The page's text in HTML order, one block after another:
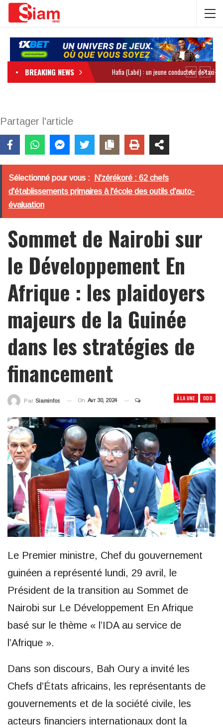
BREAKING NEWS
Partager l'article
Sélectionné pour vous :
N'zérékoré : 62 chefs
d'établissements primaires à l'école des outils d'auto-
évaluation
Sommet de Nairobi sur
le Développement En
Afrique : les plaidoyers
majeurs de la Guinée
dans les stratégies de
financement
À LA UNE ODD
Par Siaminfos On Avr 30, 2024
Le Premier ministre, Chef du gouvernement
guinéen a représenté lundi, 29 avril, le
Président de la transition au Sommet de
Nairobi sur Le Développement En Afrique
basé sur le thème « l’IDA au service de
l’Afrique ».
Dans son discours, Bah Oury a invité les
Chefs d’États africains, les représentants de
gouvernements et de la société civile, les
acteurs financiers internationaux dont la